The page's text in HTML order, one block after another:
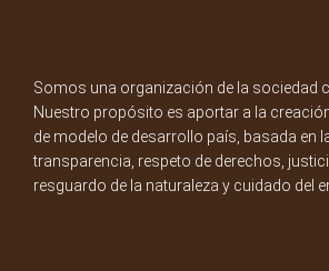
Somos una organización de la sociedad
Nuestro propósito es aportar a la
de modelo de desarrollo país, basada en
transparencia, respeto de derechos,
resguardo de la naturaleza y cuidado del